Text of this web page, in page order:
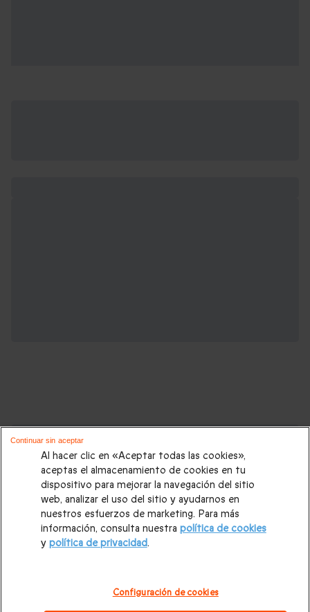
Cajas regalo que podrían interesarte:
Regalos Navidad |Regalos para hombre Navidad|
para mujer Navidad|Regalos de Reyes|Regalos de boda
Regalos de cumpleaños| Regalos para mujer|Regalos para
hombre|Paradores de Turismo|Casas rurales|Entradas
Cajas regalo Mil y una noches|
Al hacer clic en «Aceptar todas las cookies»,
aceptas el almacenamiento de cookies en tu
dispositivo para mejorar la navegación del sitio
web, analizar el uso del sitio y ayudarnos en
nuestros esfuerzos de marketing. Para más
información, consulta nuestra política de cookies
y política de privacidad.
Configuración de cookies
Continuar sin aceptar